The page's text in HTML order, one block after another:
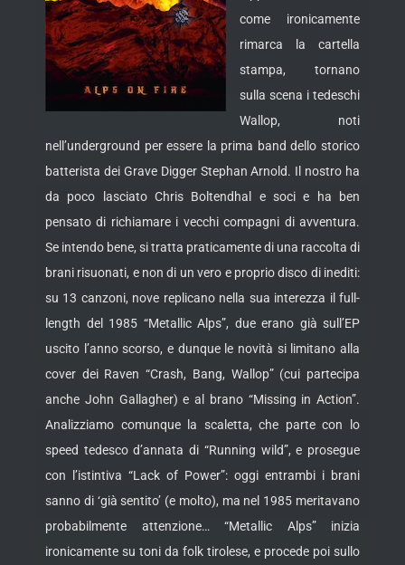
come ironicamente
rimarca la cartella
stampa, tornano
sulla scena i tedeschi
Wallop, noti
nell’underground per essere la prima banddello storico
batterista dei Grave Digger Stephan Arnold. Il nostro ha
da poco lasciato Chris Boltendhal e soci e ha ben
pensato di richiamare i vecchi compagni di avventura.
Se intendo bene, si tratta praticamente di una raccolta di
brani risuonati, e non di un vero e proprio disco di inediti:
su 13 canzoni, nove replicano nella sua interezza il full-
length del 1985 “Metallic Alps”, due erano già sull’EP
uscito l’anno scorso, e dunque le novità si limitano alla
cover dei Raven “Crash, Bang, Wallop” (cui partecipa
anche John Gallagher) e al brano “Missing in Action”.
Analizziamo comunque la scaletta, che parte con lo
speed tedesco d’annata di “Running wild”, e prosegue
con l’istintiva “Lack of Power”: oggi entrambi i brani
sanno di ‘già sentito’ (e molto), ma nel 1985 meritavano
probabilmente attenzione… “Metallic Alps” inizia
ironicamente su toni da folk tirolese, e procede poi sullo